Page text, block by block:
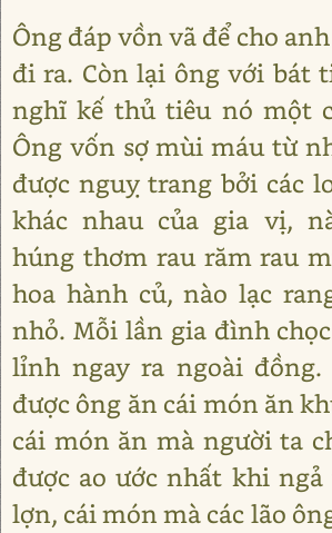
Ông đáp vồn vã để cho
đi ra. Còn lại ông với bát
nghĩ kế thủ tiêu nó một
Ông vốn sợ mùi máu từ
được nguỵ trang bởi các
khác nhau của gia vị,
húng thơm rau răm rau
hoa hành củ, nào lạc
nhỏ. Mỗi lần gia đình
lỉnh ngay ra ngoài đồng.
được ông ăn cái món ăn
cái món ăn mà người ta
được ao ước nhất khi
lợn, cái món mà các lão